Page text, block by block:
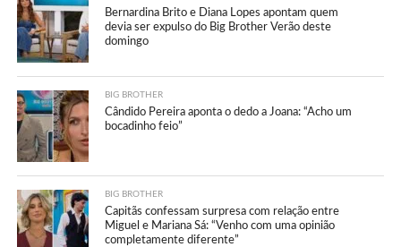
Bernardina Brito e Diana Lopes apontam quem
devia ser expulso do Big Brother Verão deste
domingo
BIG BROTHER
Cândido Pereira aponta o dedo a Joana: “Acho um
bocadinho feio”
BIG BROTHER
Capitãs confessam surpresa com relação entre
Miguel e Mariana Sá: “Venho com uma opinião
completamente diferente”